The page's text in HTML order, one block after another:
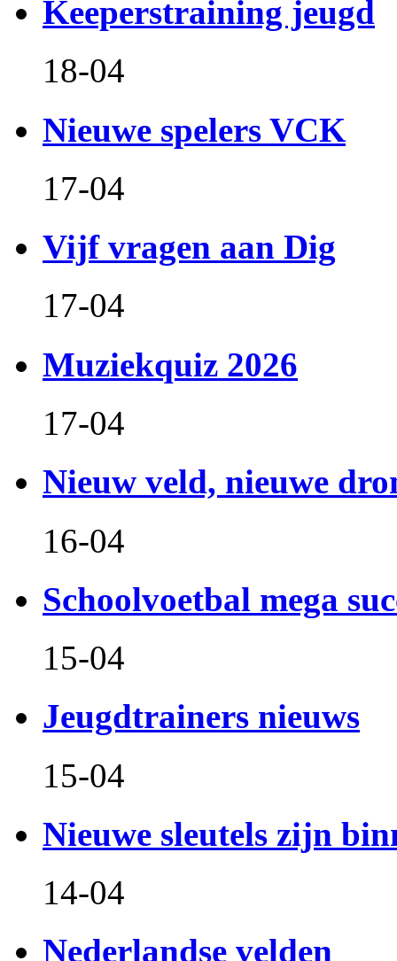
Keeperstraining jeugd
18-04
Nieuwe spelers VCK
17-04
Vijf vragen aan Dig
17-04
Muziekquiz 2026
17-04
Nieuw veld, nieuwe
16-04
Schoolvoetbal mega
15-04
Jeugdtrainers nieuws
15-04
Nieuwe sleutels zijn
14-04
Nederlandse velden